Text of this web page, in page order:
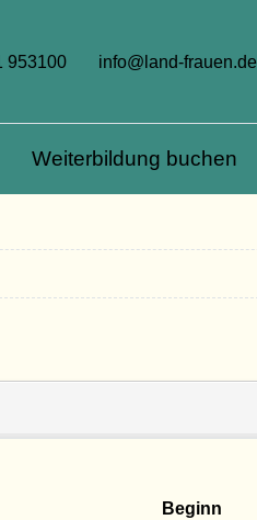
953100 info@land-frauen.de
Weiterbildung buchen
Beginn